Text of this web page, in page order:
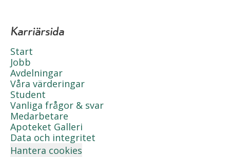
Karriärsida
Start
Jobb
Avdelningar
Våra värderingar
Student
Vanliga frågor & svar
Medarbetare
Apoteket Galleri
Data och integritet
Hantera cookies